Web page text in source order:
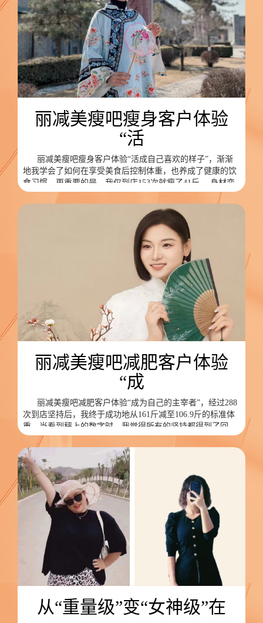
丽减美瘦吧瘦身客户体验
“活
丽减美瘦吧瘦身客户体验“活成自己喜欢的样子”，渐渐
地我学会了如何在享受美食后控制体重，也养成了健康的饮
食习惯。更重要的是，我仅到店153次就瘦了41斤 ，身材变
得更加匀称，皮肤也变得光滑细腻。朋友们都惊叹于我的变
化，而我自己也深深感受到了这份自信与美丽。
丽减美瘦吧减肥客户体验
“成
丽减美瘦吧减肥客户体验“成为自己的主宰者”，经过288
次到店坚持后，我终于成功地从161斤减至106.9斤的标准体
重。当看到秤上的数字时，我觉得所有的坚持都得到了回
报。
从“重量级”变“女神级”在